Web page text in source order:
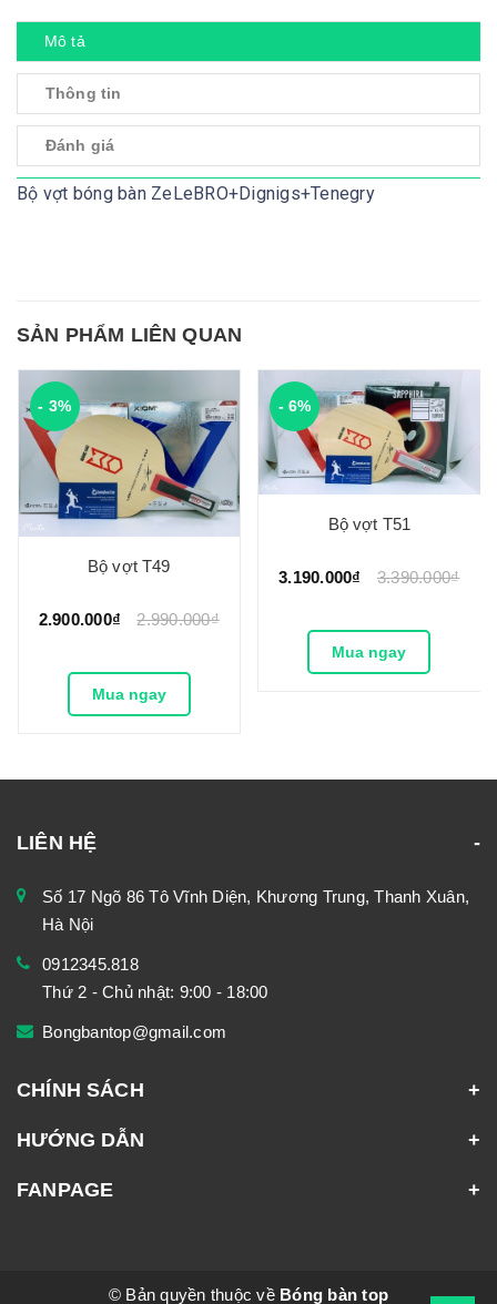
Mô tả
Thông tin
Đánh giá
Bộ vợt bóng bàn ZeLeBRO+Dignigs+Tenegry
SẢN PHẨM LIÊN QUAN
- 3%
Bộ vợt T49
2.900.000₫ 2.990.000₫
Mua ngay
- 6%
Bộ vợt T51
3.190.000₫ 3.390.000₫
Mua ngay
LIÊN HỆ
Số 17 Ngõ 86 Tô Vĩnh Diện, Khương Trung, Thanh Xuân,
Hà Nội
0912345.818
Thứ 2 - Chủ nhật: 9:00 - 18:00
Bongbantop@gmail.com
CHÍNH SÁCH
HƯỚNG DẪN
FANPAGE
© Bản quyền thuộc về Bóng bàn top